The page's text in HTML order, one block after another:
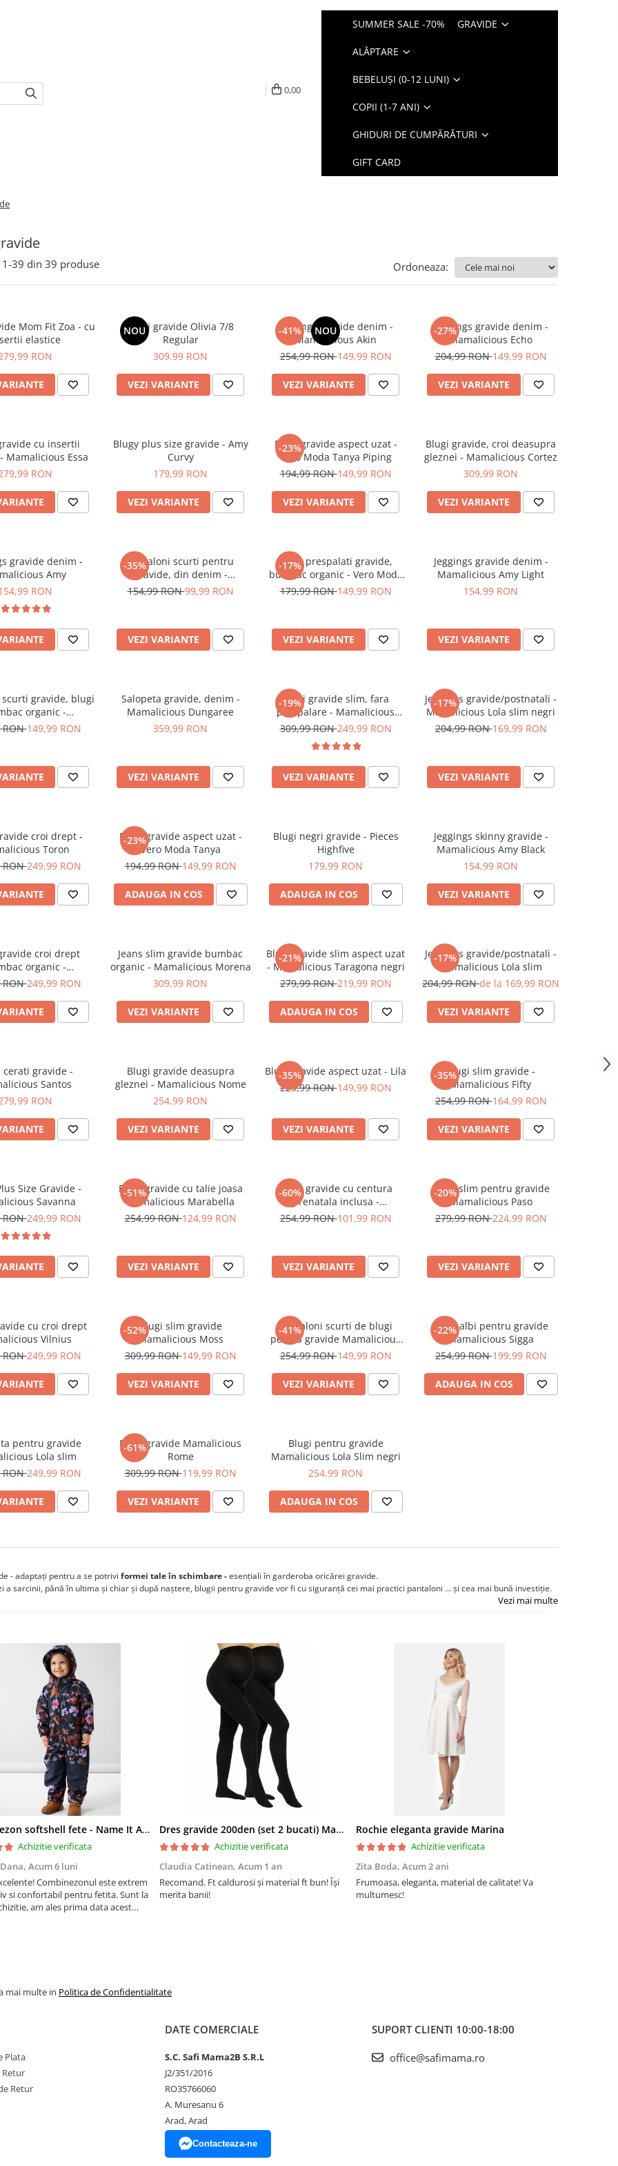
0,00
SUMMER SALE -70% GRAVIDE
ALĂPTARE
BEBELUȘI (0-12 LUNI)
COPII (1-7 ANI)
GHIDURI DE CUMPĂRĂTURI
GIFT CARD
1-39 din 39 produse Ordoneaza:
Mom Fit Zoa - cu
elastice
RON
NOU
Blugi gravide Olivia 7/8
Regular
309,99 RON
VEZI VARIANTE
-41% NOU
Jeggings gravide denim -
Mamalicious Akin
254,99 RON149,99 RON
VEZI VARIANTE
-27%
Jeggings gravide denim -
Mamalicious Echo
204,99 RON149,99 RON
VEZI VARIANTE
cu insertii
Mamalicious Essa
RON
Blugy plus size gravide - Amy
Curvy
179,99 RON
VEZI VARIANTE
-23%
Blugi gravide aspect uzat -
Vero Moda Tanya Piping
194,99 RON149,99 RON
VEZI VARIANTE
Blugi gravide, croi deasupra
gleznei - Mamalicious Cortez
309,99 RON
VEZI VARIANTE
gravide denim -
Amy
RON
-35%
Pantaloni scurti pentru
gravide, din denim -
Mamalicious Amy
154,99 RON99,99 RON
VEZI VARIANTE
-17%
Blugi prespalati gravide,
bumbac organic - Vero Moda
Tanya GA
179,99 RON149,99 RON
VEZI VARIANTE
Jeggings gravide denim -
Mamalicious Amy Light
154,99 RON
VEZI VARIANTE
scurti gravide, blugi
organic -
Hampshire
RON149,99 RON
Salopeta gravide, denim -
Mamalicious Dungaree
359,99 RON
VEZI VARIANTE
-19%
Blugi gravide slim, fara
prespalare - Mamalicious
Dayton
309,99 RON249,99 RON
VEZI VARIANTE
-17%
Jeggings gravide/postnatali -
Mamalicious Lola slim negri
204,99 RON169,99 RON
VEZI VARIANTE
croi drept -
Toron
RON249,99 RON
-23%
Blugi gravide aspect uzat -
Vero Moda Tanya
194,99 RON149,99 RON
ADAUGA IN COS
Blugi negri gravide - Pieces
Highfive
179,99 RON
ADAUGA IN COS
Jeggings skinny gravide -
Mamalicious Amy Black
154,99 RON
VEZI VARIANTE
croi drept
organic -
Plano
RON249,99 RON
Jeans slim gravide bumbac
organic - Mamalicious Morena
309,99 RON
VEZI VARIANTE
-21%
Blugi gravide slim aspect uzat
- Mamalicious Taragona negri
279,99 RON219,99 RON
ADAUGA IN COS
-17%
Jeggings gravide/postnatali -
Mamalicious Lola slim
204,99 RONde la 169,99 RON
VEZI VARIANTE
cerati gravide -
Santos
RON
Blugi gravide deasupra
gleznei - Mamalicious Nome
254,99 RON
VEZI VARIANTE
-35%
Blugi gravide aspect uzat - Lila
229,99 RON149,99 RON
VEZI VARIANTE
-35%Blugi slim gravide -
Mamalicious Fifty
254,99 RON164,99 RON
VEZI VARIANTE
Size Gravide -
Savanna
RON249,99 RON
-51%
Blugi gravide cu talie joasa
Mamalicious Marabella
254,99 RON124,99 RON
VEZI VARIANTE
-60%
Blugi gravide cu centura
prenatala inclusa -
Mamalicious Florida
254,99 RON101,99 RON
VEZI VARIANTE
-20%
Blugi slim pentru gravide
Mamalicious Paso
279,99 RON224,99 RON
VEZI VARIANTE
cu croi drept
Vilnius
RON249,99 RON
-52%Blugi slim gravide
Mamalicious Moss
309,99 RON149,99 RON
VEZI VARIANTE
-41%
Pantaloni scurti de blugi
pentru gravide Mamalicious
Marabella
254,99 RON149,99 RON
VEZI VARIANTE
-22%
Blugi albi pentru gravide
Mamalicious Sigga
254,99 RON199,99 RON
ADAUGA IN COS
pentru gravide
Lola slim
RON249,99 RON
-61%
Blugi gravide Mamalicious
Rome
309,99 RON119,99 RON
VEZI VARIANTE
Blugi pentru gravide
Mamalicious Lola Slim negri
254,99 RON
ADAUGA IN COS
- adaptați pentru a se potrivi formei tale în schimbare -esențiali în garderoba oricărei gravide.
a sarcinii, până în ultima și chiar și după naștere, blugii pentru gravide vor fi cu siguranță cei mai practici pantaloni ... și cea mai bună investiție.
Vezi mai multe
Combinezon softshell fete - Name It Autumn Flower
Achizitie verificata
Acum 6 luni
Combinezonul este extrem
si confortabil pentru fetita. Sunt la
am ales prima data acest
Dres gravide 200den (set 2 bucati) Mamalicious Jennie
Achizitie verificata
Claudia Catinean, Acum 1 an
Recomand. Ft caldurosi și material ft bun! Își
merita banii!
Rochie eleganta gravide Marina
Achizitie verificata
Zita Boda, Acum 2 ani
Frumoasa, eleganta, material de calitate! Va
multumesc!
mai multe in Politica de Confidentialitate
Plata
Retur
Retur
DATE COMERCIALE
S.C. Safi Mama2B S.R.L
J2/351/2016
RO35766060
A. Muresanu 6
Arad, Arad
Contacteaza-ne
SUPORT CLIENTI 10:00-18:00
office@safimama.ro